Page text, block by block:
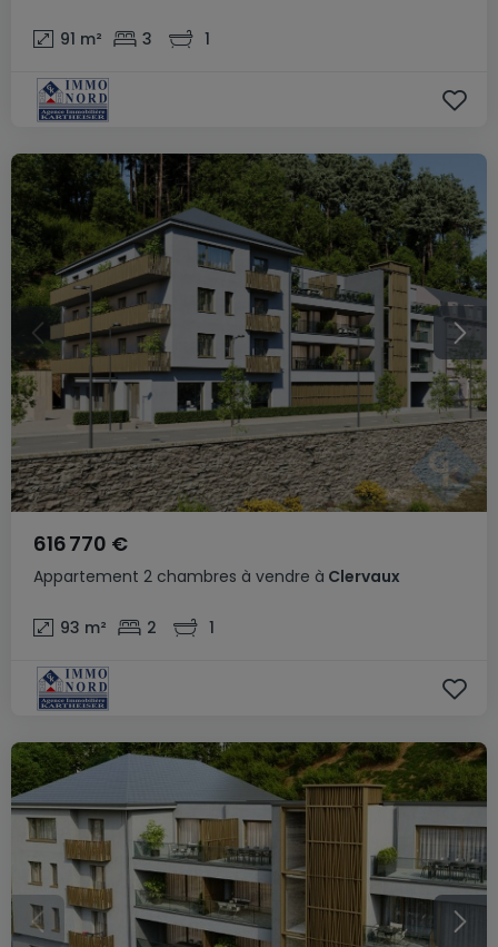
91 m² 3 1
Appartement 2 chambres à vendre à Clervaux
616 770 €
93 m² 2 1